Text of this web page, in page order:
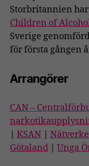
Storbritannien
Children of
Sverige
för första gången
Arrangörer
CAN –
KSAN
Götaland
Unga